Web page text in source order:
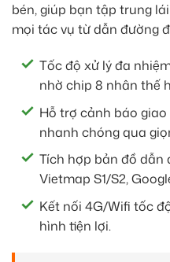
bén, giúp bạn tập trung
mọi tác vụ từ dẫn đường
Tốc độ xử lý đa
nhờ chip 8 nhân thế
Hỗ trợ cảnh báo
nhanh chóng qua
Tích hợp bản đồ dẫn
Vietmap S1/S2,
Kết nối 4G/Wifi tốc
hình tiện lợi.